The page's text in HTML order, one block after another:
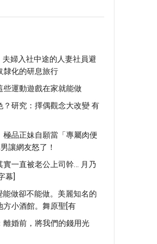
夫婦入社中途的人妻社員避
隸化的研息旅行
些運動遊戲在家就能做
？研究：擇偶觀念大改變 有
品正妹自願當「專屬肉便
讓網友怒了！
實一直被老公上司幹… 月乃
幕]
能做卻不能做。美麗知名的
方小酒館。舞原聖[有
離婚前，將我們的錢用光